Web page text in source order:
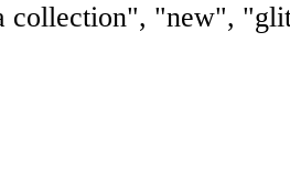
collection", "new",